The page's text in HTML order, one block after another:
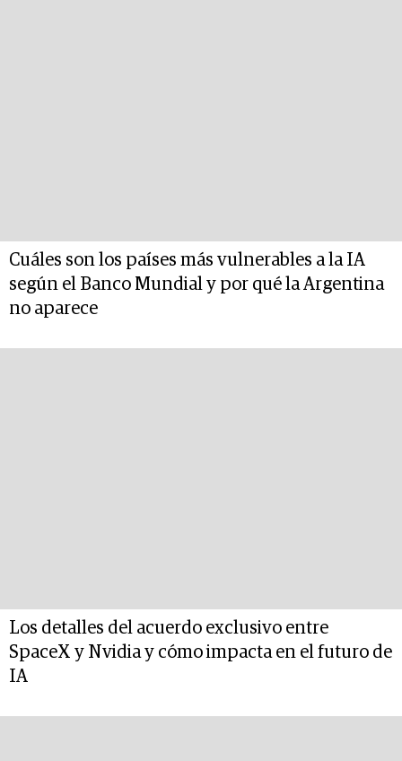
Cuáles son los países más vulnerables a la IA
según el Banco Mundial y por qué la Argentina
no aparece
Los detalles del acuerdo exclusivo entre
SpaceX y Nvidia y cómo impacta en el futuro de
IA